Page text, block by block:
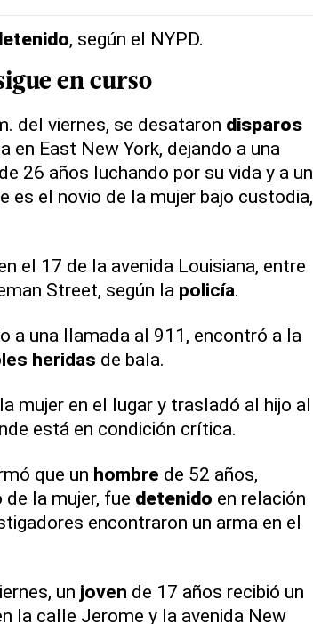
, según el NYPD.
en curso
del viernes, se desataron disparos
en East New York, dejando a una
26 años luchando por su vida y a un
es el novio de la mujer bajo custodia,
el 17 de la avenida Louisiana, entre
Street, según la policía.
a una llamada al 911, encontró a la
heridas de bala.
mujer en el lugar y trasladó al hijo al
está en condición crítica.
que un hombre de 52 años,
la mujer, fue detenido en relación
encontraron un arma en el
un joven de 17 años recibió un
la calle Jerome y la avenida New